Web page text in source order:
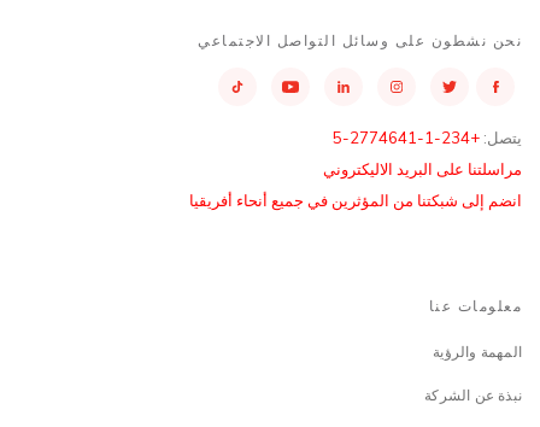
نحن نشطون على وسائل التواصل الاجتماعي
يتصل: +234-1-2774641-5
مراسلتنا على البريد الاليكتروني
انضم إلى شبكتنا من المؤثرين في جميع أنحاء أفريقيا
معلومات عنا
المهمة والرؤية
نبذة عن الشركة